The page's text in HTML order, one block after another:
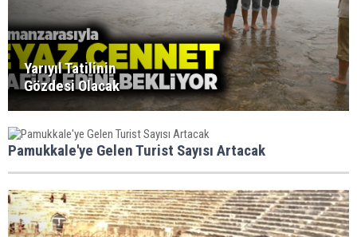
Yarıyıl Tatilinin
Gözdesi Olacak
Pamukkale'ye Gelen Turist Sayısı Artacak